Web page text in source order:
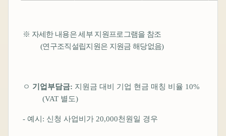
※ 자세한 내용은 세부 지원프로그램을 참조
(연구조직설립지원은 지원금 해당없음)
ㅇ 기업부담금: 지원금 대비 기업 현금 매칭 비율 10%
(VAT 별도)
- 예시 : 신청 사업비가 20,000천원일 경우